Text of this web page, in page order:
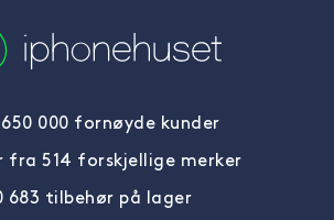
000 fornøyde kunder
fra 514 forskjellige merker
683 tilbehør på lager